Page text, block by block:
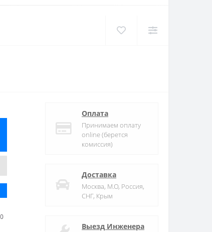
Оплата
Принимаем оплату
online (берется
комиссия)
Доставка
Москва, М.О, Россия,
СНГ, Крым
Выезд Инженера